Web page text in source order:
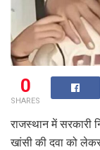
0
SHARES
राजस्थान में सरकारी
खांसी की दवा को